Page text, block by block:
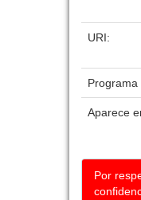
URI:
Programa
Aparece
Por